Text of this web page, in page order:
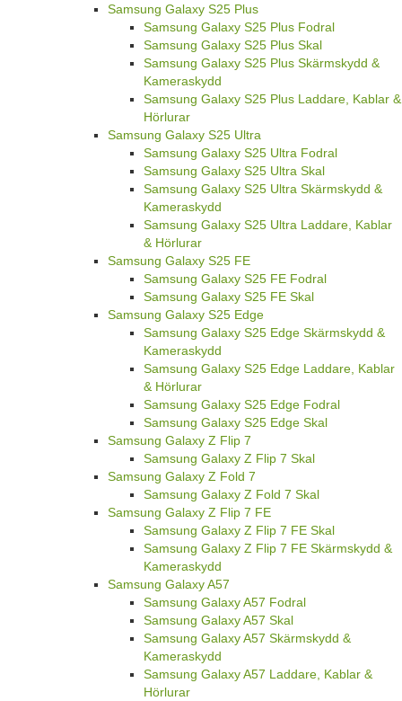
Samsung Galaxy S25 Plus
Samsung Galaxy S25 Plus Fodral
Samsung Galaxy S25 Plus Skal
Samsung Galaxy S25 Plus Skärmskydd &
Kameraskydd
Samsung Galaxy S25 Plus Laddare, Kablar &
Hörlurar
Samsung Galaxy S25 Ultra
Samsung Galaxy S25 Ultra Fodral
Samsung Galaxy S25 Ultra Skal
Samsung Galaxy S25 Ultra Skärmskydd &
Kameraskydd
Samsung Galaxy S25 Ultra Laddare, Kablar
& Hörlurar
Samsung Galaxy S25 FE
Samsung Galaxy S25 FE Fodral
Samsung Galaxy S25 FE Skal
Samsung Galaxy S25 Edge
Samsung Galaxy S25 Edge Skärmskydd &
Kameraskydd
Samsung Galaxy S25 Edge Laddare, Kablar
& Hörlurar
Samsung Galaxy S25 Edge Fodral
Samsung Galaxy S25 Edge Skal
Samsung Galaxy Z Flip 7
Samsung Galaxy Z Flip 7 Skal
Samsung Galaxy Z Fold 7
Samsung Galaxy Z Fold 7 Skal
Samsung Galaxy Z Flip 7 FE
Samsung Galaxy Z Flip 7 FE Skal
Samsung Galaxy Z Flip 7 FE Skärmskydd &
Kameraskydd
Samsung Galaxy A57
Samsung Galaxy A57 Fodral
Samsung Galaxy A57 Skal
Samsung Galaxy A57 Skärmskydd &
Kameraskydd
Samsung Galaxy A57 Laddare, Kablar &
Hörlurar